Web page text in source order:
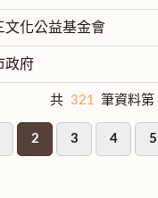
文化公益基金會
政府
共 321 筆資料第
2 3 4 5